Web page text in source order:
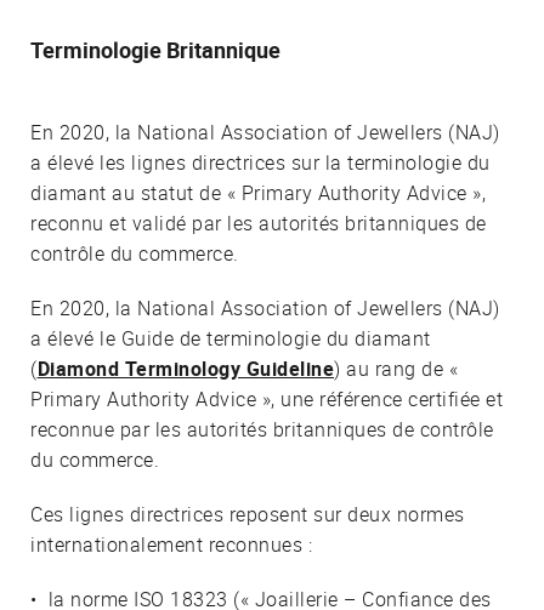
Terminologie Britannique
En 2020, la National Association of Jewellers (NAJ)
a élevé les lignes directrices sur la terminologie du
diamant au statut de « Primary Authority Advice »,
reconnu et validé par les autorités britanniques de
contrôle du commerce.
En 2020, la National Association of Jewellers (NAJ)
a élevé le Guide de terminologie du diamant
(Diamond Terminology Guideline) au rang de «
Primary Authority Advice », une référence certifiée et
reconnue par les autorités britanniques de contrôle
du commerce.
Ces lignes directrices reposent sur deux normes
internationalement reconnues :
• la norme ISO 18323 (« Joaillerie – Confiance des